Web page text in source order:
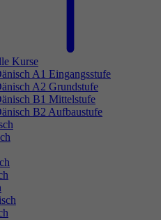
Kurse
A1 Eingangsstufe
A2 Grundstufe
B1 Mittelstufe
B2 Aufbaustufe